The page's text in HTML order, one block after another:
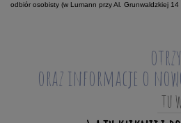
odbiór osobisty (w Lumann przy Al. Grunwaldzkiej
oraz informacje o